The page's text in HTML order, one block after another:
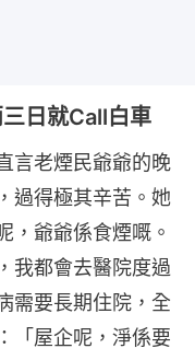
日就Call白車
言老煙民爺爺的晚
過得極其辛苦。她
，爺爺係食煙嘅。
我都會去醫院度過
需要長期住院，全
「屋企呢，淨係要